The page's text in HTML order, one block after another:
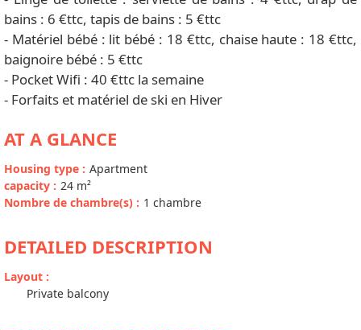
bains : 6 €ttc, tapis de bains : 5 €ttc
- Matériel bébé : lit bébé : 18 €ttc, chaise haute : 18 €ttc,
baignoire bébé : 5 €ttc
- Pocket Wifi : 40 €ttc la semaine
- Forfaits et matériel de ski en Hiver
AT A GLANCE
Housing type : Apartment
capacity : 24 m²
Nombre de chambre(s) : 1 chambre
DETAILED DESCRIPTION
Layout :
Private balcony